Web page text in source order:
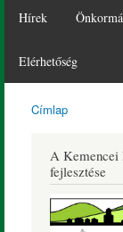
Hírek
Elérhetőség
Kemence
Község
Honlapja
Címlap
A Kemencei
fejlesztése